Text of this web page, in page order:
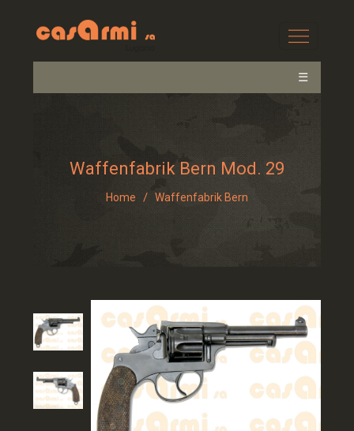
☰
Waffenfabrik Bern Mod. 29
Home / Waffenfabrik Bern